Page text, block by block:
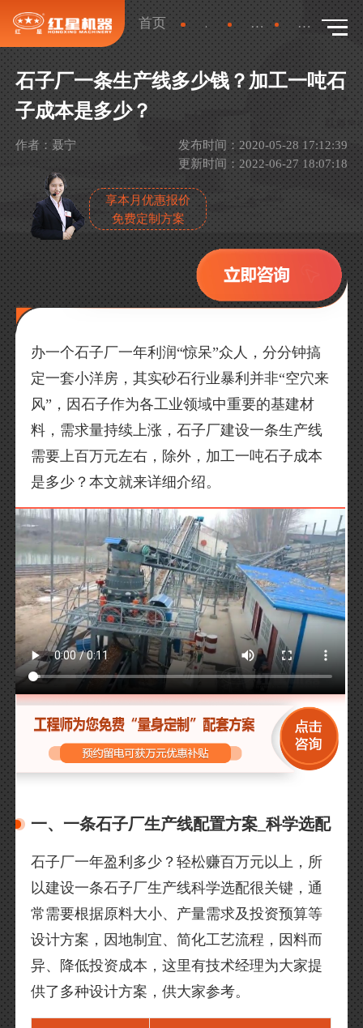
首页 新闻 行业新闻 详情
石子厂一条生产线多少钱？加工一吨石
子成本是多少？
作者：聂宁
发布时间：2020-05-28 17:12:39
更新时间：2022-06-27 18:07:18
享本月优惠报价
免费定制方案
办一个石子厂一年利润“惊呆”众人，分分钟搞
定一套小洋房，其实砂石行业暴利并非“空穴来
风”，因石子作为各工业领域中重要的基建材
料，需求量持续上涨，石子厂建设一条生产线
需要上百万元左右，除外，加工一吨石子成本
是多少？本文就来详细介绍。
一、一条石子厂生产线配置方案_科学选配
石子厂一年盈利多少？轻松赚百万元以上，所
以建设一条石子厂生产线科学选配很关键，通
常需要根据原料大小、产量需求及投资预算等
设计方案，因地制宜、简化工艺流程，因料而
异、降低投资成本，这里有技术经理为大家提
供了多种设计方案，供大家参考。